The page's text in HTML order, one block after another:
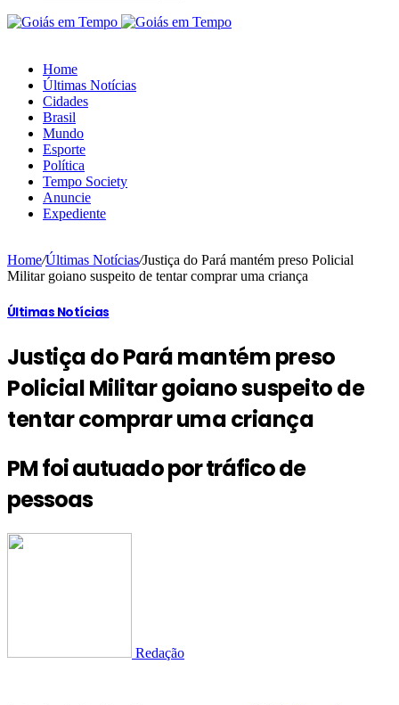
Home
Últimas Notícias
Cidades
Brasil
Mundo
Esporte
Política
Tempo Society
Anuncie
Expediente
Home/Últimas Notícias/Justiça do Pará mantém preso Policial
Militar goiano suspeito de tentar comprar uma criança
Últimas Notícias
Justiça do Pará mantém preso
Policial Militar goiano suspeito de
tentar comprar uma criança
PM foi autuado por tráfico de
pessoas
Redação